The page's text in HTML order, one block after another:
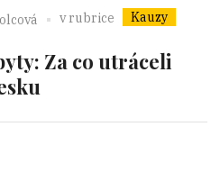
v rubrice Kauzy
Za co utráceli